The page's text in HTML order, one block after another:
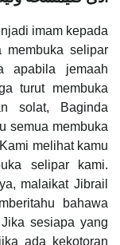
imam kepada
membuka selipar
apabila jemaah
turut membuka
solat, Baginda
semua membuka
melihat kamu
selipar kami.
malaikat Jibrail
bahawa
sesiapa yang
ada kekotoran